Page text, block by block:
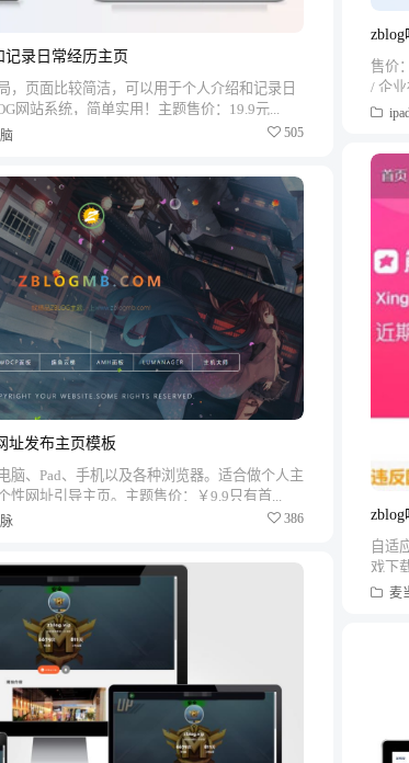
售价
/ 企
录日常经历主页
，页面比较简洁，可以用于个人介绍和记录日
网站系统，简单实用！主题售价：19.9元...
505
自适
戏下
麦
址发布主页模板
脑、Pad、手机以及各种浏览器。适合做个人主
性网址引导主页。主题售价：￥9.9只有首...
386